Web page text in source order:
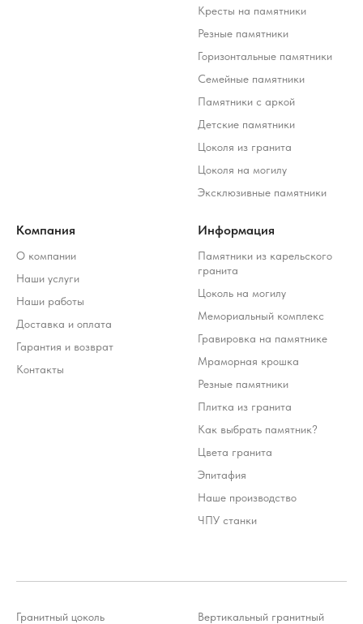
Кресты на памятники
Резные памятники
Горизонтальные памятники
Семейные памятники
Памятники с аркой
Детские памятники
Цоколя из гранита
Цоколя на могилу
Эксклюзивные памятники
Компания
О компании
Наши услуги
Наши работы
Доставка и оплата
Гарантия и возврат
Контакты
Информация
Памятники из карельского
гранита
Цоколь на могилу
Мемориальный комплекс
Гравировка на памятнике
Мраморная крошка
Резные памятники
Плитка из гранита
Как выбрать памятник?
Цвета гранита
Эпитафия
Наше производство
ЧПУ станки
Гранитный цоколь
Вертикальный гранитный